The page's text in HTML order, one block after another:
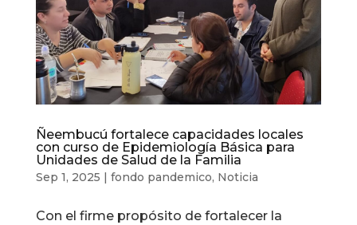
Ñeembucú fortalece capacidades locales
con curso de Epidemiología Básica para
Unidades de Salud de la Familia
Sep 1, 2025 | fondo pandemico, Noticia
Con el firme propósito de fortalecer la